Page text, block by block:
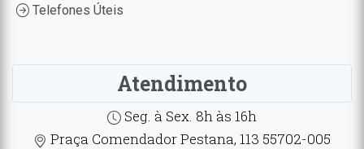
Telefones Úteis
Atendimento
Seg. à Sex. 8h às 16h
Praça Comendador Pestana, 113 55702-005